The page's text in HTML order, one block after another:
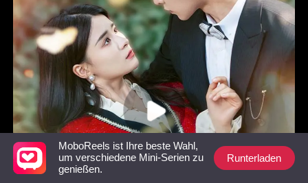
MoboReels ist Ihre beste Wahl,
um verschiedene Mini-Serien zu
genießen.
Runterladen